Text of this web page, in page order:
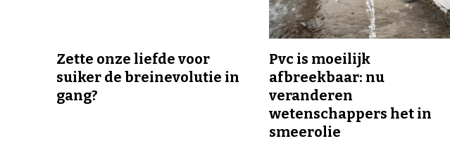
Zette onze liefde voor
suiker de breinevolutie in
gang?
Pvc is moeilijk
afbreekbaar: nu
veranderen
wetenschappers het in
smeerolie